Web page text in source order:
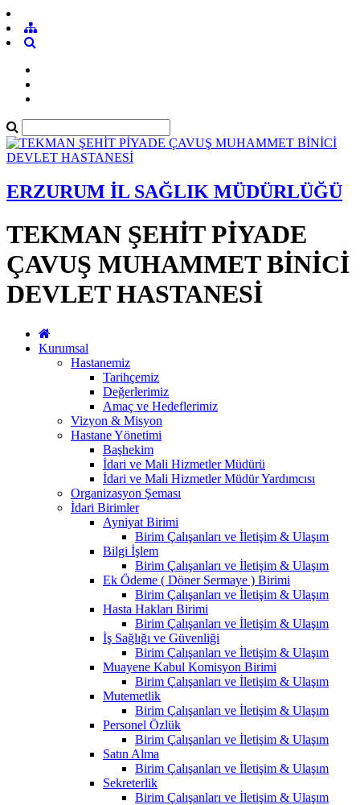
ERZURUM İL SAĞLIK MÜDÜRLÜĞÜ
TEKMAN ŞEHİT PİYADE
ÇAVUŞ MUHAMMET BİNİCİ
DEVLET HASTANESİ
Kurumsal
Hastanemiz
Tarihçemiz
Değerlerimiz
Amaç ve Hedeflerimiz
Vizyon & Misyon
Hastane Yönetimi
Başhekim
İdari ve Mali Hizmetler Müdürü
İdari ve Mali Hizmetler Müdür Yardımcısı
Organizasyon Şeması
İdari Birimler
Ayniyat Birimi
Birim Çalışanları ve İletişim & Ulaşım
Bilgi İşlem
Birim Çalışanları ve İletişim & Ulaşım
Ek Ödeme ( Döner Sermaye ) Birimi
Birim Çalışanları ve İletişim & Ulaşım
Hasta Hakları Birimi
Birim Çalışanları ve İletişim & Ulaşım
İş Sağlığı ve Güvenliği
Birim Çalışanları ve İletişim & Ulaşım
Muayene Kabul Komisyon Birimi
Birim Çalışanları ve İletişim & Ulaşım
Mutemetlik
Birim Çalışanları ve İletişim & Ulaşım
Personel Özlük
Birim Çalışanları ve İletişim & Ulaşım
Satın Alma
Birim Çalışanları ve İletişim & Ulaşım
Sekreterlik
Birim Çalışanları ve İletişim & Ulaşım